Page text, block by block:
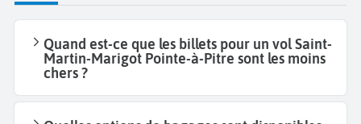
Quand est-ce que les billets pour un vol Saint-
Martin-Marigot Pointe-à-Pitre sont les moins
chers ?